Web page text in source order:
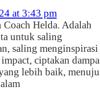
at 3:43 pm
Coach Helda. Adalah
untuk saling
saling menginspirasi
ciptakan
lebih baik,